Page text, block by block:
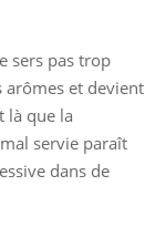
sers pas trop
arômes et devient
là que la
servie paraît
dans de